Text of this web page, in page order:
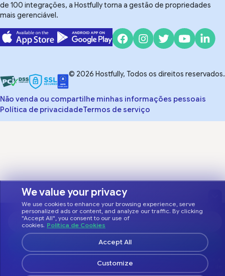
We value your privacy
We use cookies to enhance your browsing experience, serve
personalized ads or content, and analyze our traffic. By clicking
"Accept All", you consent to our use of
cookies. Política de Cookies
Customize
Accept All
de 100 integrações, a Hostfully torna a gestão de propriedades
mais gerenciável.
© 2026 Hostfully, Todos os direitos reservados.
Não venda ou compartilhe minhas informações pessoais
Política de privacidadeTermos de serviço